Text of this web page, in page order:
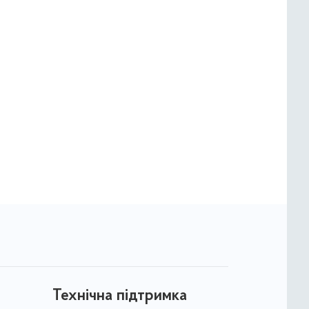
Технічна підтримка